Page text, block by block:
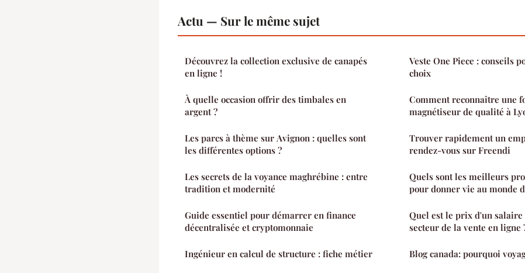
Actu — Sur le même sujet
Découvrez la collection exclusive de canapés
en ligne !
À quelle occasion offrir des timbales en
argent ?
Les parcs à thème sur Avignon : quelles sont
les différentes options ?
Les secrets de la voyance maghrébine : entre
tradition et modernité
Guide essentiel pour démarrer en finance
décentralisée et cryptomonnaie
Ingénieur en calcul de structure : fiche métier
Veste One Piece : conseils
choix
Comment reconnaître une
magnétiseur de qualité à
Trouver rapidement un
rendez-vous sur Freendi
Quels sont les meilleurs
pour donner vie au monde
Quel est le prix d'un salaire
secteur de la vente en ligne
Blog canada: pourquoi